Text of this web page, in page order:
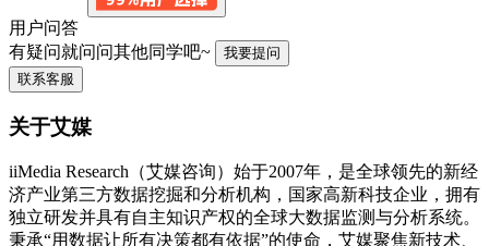
用户问答
有疑问就问问其他同学吧~
我要提问
联系客服
关于艾媒
iiMedia Research（艾媒咨询）始于2007年，是全球领先的新经
济产业第三方数据挖掘和分析机构，国家高新科技企业，拥有
独立研发并具有自主知识产权的全球大数据监测与分析系统。
秉承“用数据让所有决策都有依据”的使命，艾媒聚焦新技术、